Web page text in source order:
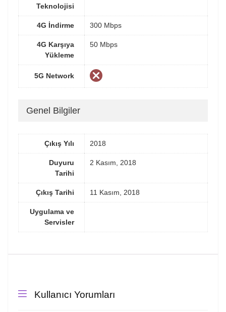
Teknolojisi
4G İndirme 300 Mbps
4G Karşıya
Yükleme
50 Mbps
5G Network
Genel Bilgiler
Çıkış Yılı 2018
Duyuru
Tarihi
2 Kasım, 2018
Çıkış Tarihi 11 Kasım, 2018
Uygulama ve
Servisler
Kullanıcı Yorumları